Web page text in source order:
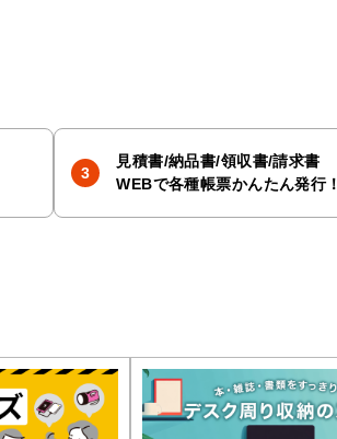
見積書/納品書/領収書/請求書
WEBで各種帳票かんたん発行！